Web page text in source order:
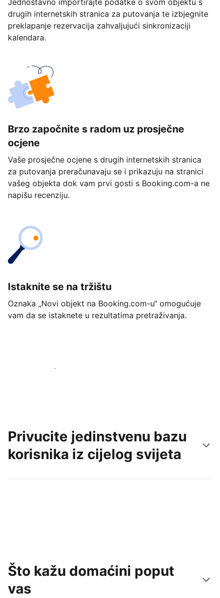
Jednostavno importirajte podatke o svom objektu s
drugih internetskih stranica za putovanja te izbjegnite
preklapanje rezervacija zahvaljujući sinkronizaciji
kalendara.
Brzo započnite s radom uz prosječne
ocjene
Vaše prosječne ocjene s drugih internetskih stranica
za putovanja preračunavaju se i prikazuju na stranici
vašeg objekta dok vam prvi gosti s Booking.com-a ne
napišu recenziju.
Istaknite se na tržištu
Oznaka „Novi objekt na Booking.com-u“ omogućuje
vam da se istaknete u rezultatima pretraživanja.
Započnite već danas
Privucite jedinstvenu bazu
korisnika iz cijelog svijeta
Doprite do novih gostiju već danas
Što kažu domaćini poput
vas